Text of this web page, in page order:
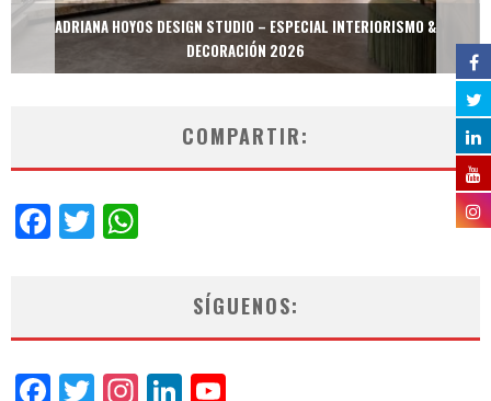
ADRIANA HOYOS DESIGN STUDIO – ESPECIAL INTERIORISMO &
DECORACIÓN 2026
COMPARTIR:
Facebook
Twitter
SÍGUENOS:
Facebook
Twitter
Instagram
LinkedIn